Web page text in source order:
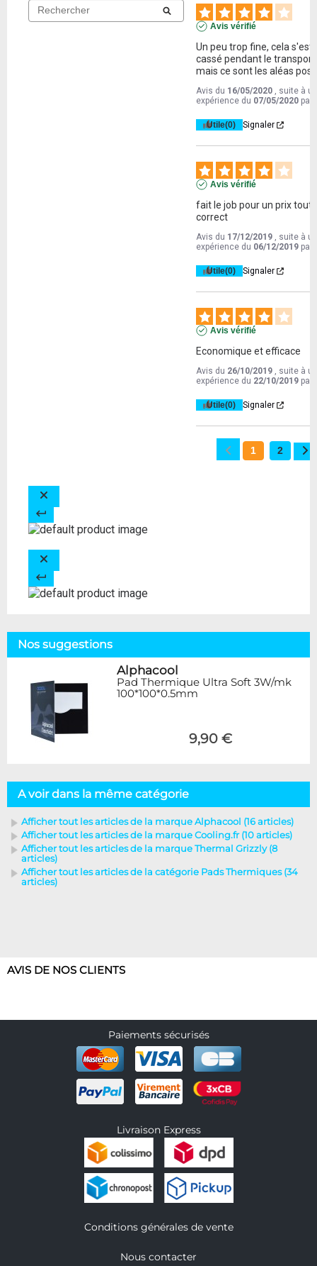
Avis vérifié
Un peu trop fine, cela s'est
cassé pendant le
mais ce sont les aléas
Avis du 16/05/2020 , suite à
expérience du 07/05/2020 par
Utile(0) Signaler
Avis vérifié
fait le job pour un prix tout
correct
Avis du 17/12/2019 , suite à
expérience du 06/12/2019 par
Utile(0) Signaler
Avis vérifié
Economique et efficace
Avis du 26/10/2019 , suite à
expérience du 22/10/2019 par
Utile(0) Signaler
1 2
Nos suggestions
Alphacool
Pad Thermique Ultra Soft 3W/mk
100*100*0.5mm
9,90 €
A voir dans la même catégorie
Afficher tout les articles de la marque Alphacool (16 articles)
Afficher tout les articles de la marque Cooling.fr (10 articles)
Afficher tout les articles de la marque Thermal Grizzly (8
articles)
Afficher tout les articles de la catégorie Pads Thermiques (34
articles)
AVIS DE NOS CLIENTS
Paiements sécurisés
Livraison Express
Conditions générales de vente
Nous contacter